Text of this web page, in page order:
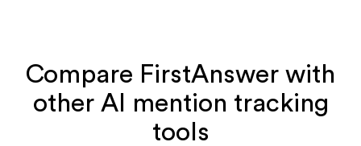
Compare FirstAnswer with
other AI mention tracking
tools